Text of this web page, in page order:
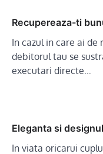
Recupereaza-ti
In cazul in care ai
debitorul tau se
executari directe…
Eleganta si
In viata oricarui